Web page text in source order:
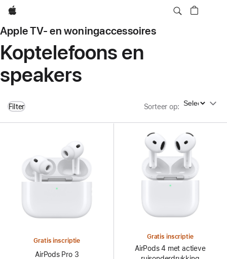
Apple
Apple TV- en woning­accessoires
Koptelefoons en
speakers
Filter Sorteer op: Sorteer op
Gratis inscriptie
AirPods Pro 3
Gratis inscriptie
AirPods 4 met actieve